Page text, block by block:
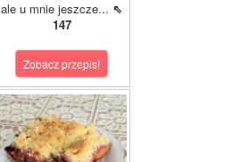
ale u mnie jeszcze... ⇖
147
Zobacz przepis!